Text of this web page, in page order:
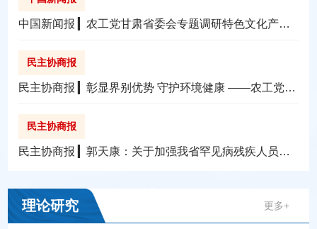
中国新闻报 ▎农工党甘肃省委会专题调研特色文化产业
民主协商报
民主协商报 ▎彰显界别优势 守护环境健康 ——农工党全
民主协商报
民主协商报 ▎郭天康：关于加强我省罕见病残疾人员救
理论研究 更多+